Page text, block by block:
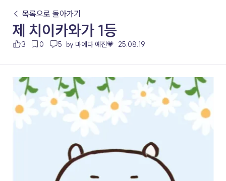
← 목록으로 돌아가기
제 치이카와가 1등
3 0 5 by 마에다 예진💗 25.08.19